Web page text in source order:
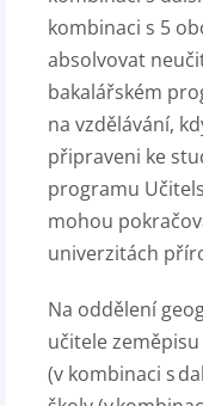
kombinaci s 5
absolvovat
bakalářském
na vzdělávání,
připraveni ke
programu
mohou
univerzitách
Na oddělení
učitele
(v kombinaci s